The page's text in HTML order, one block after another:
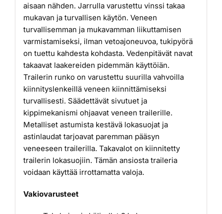
aisaan nähden. Jarrulla varustettu vinssi takaa
mukavan ja turvallisen käytön. Veneen
turvallisemman ja mukavamman liikuttamisen
varmistamiseksi, ilman vetoajoneuvoa, tukipyörä
on tuettu kahdesta kohdasta. Vedenpitävät navat
takaavat laakereiden pidemmän käyttöiän.
Trailerin runko on varustettu suurilla vahvoilla
kiinnityslenkeillä veneen kiinnittämiseksi
turvallisesti. Säädettävät sivutuet ja
kippimekanismi ohjaavat veneen trailerille.
Metalliset astumista kestävä lokasuojat ja
astinlaudat tarjoavat paremman pääsyn
veneeseen trailerilla. Takavalot on kiinnitetty
trailerin lokasuojiin. Tämän ansiosta traileria
voidaan käyttää irrottamatta valoja.
Vakiovarusteet